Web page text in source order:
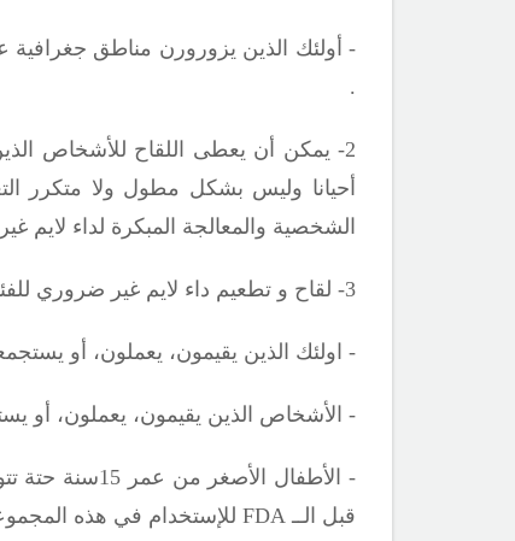
- أولئك الذين يزورورن مناطق جغرافية
.
2- يمكن أن يعطى اللقاح للأشخاص
أحيانا وليس بشكل مطول ولا متكرر
الشخصية والمعالجة المبكرة لداء
3- لقاح و تطعيم داء لايم غير ضروري للفئات التالية :
- اولئك الذين يقيمون، يعملون، أو
- الأشخاص الذين يقيمون، يعملون،
- الأطفال
قبل الــ FDA للإستخدام في هذه